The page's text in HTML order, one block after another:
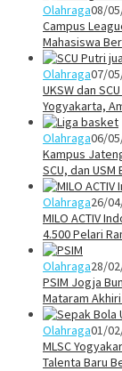
Olahraga08/
Campus
Mahasiswa
Olahraga07/
UKSW dan
Yogyakarta,
Olahraga06/
Kampus
SCU, dan
Olahraga26/
MILO ACTIV
4.500 Pelari
Olahraga28/
PSIM Jogja
Mataram
Olahraga01/
MLSC
Talenta Baru